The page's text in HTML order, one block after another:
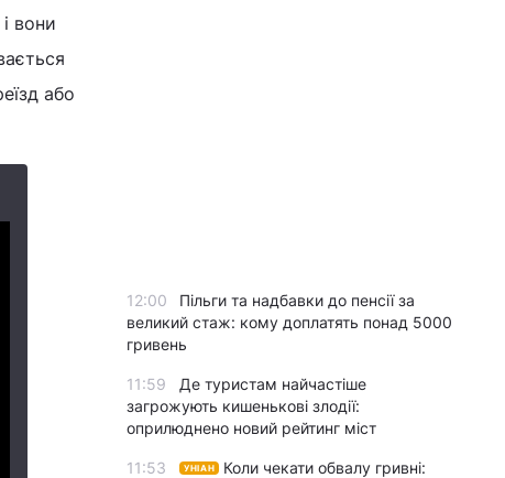
вони
або
12:00
Пільги та надбавки до пенсії за
великий стаж: кому доплатять понад 5000
гривень
11:59
Де туристам найчастіше
загрожують кишенькові злодії:
оприлюднено новий рейтинг міст
11:53 УНІАН
Коли чекати обвалу гривні: